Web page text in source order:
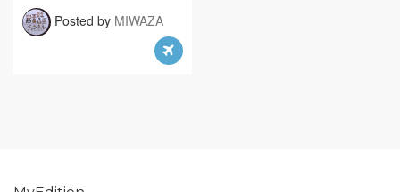
Posted by MIWAZA